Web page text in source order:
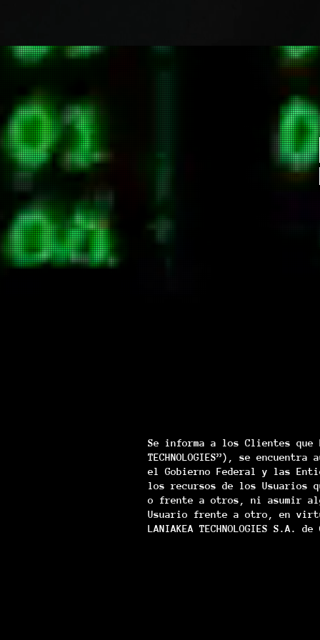
Se informa a los Clientes que
TECHNOLOGIES”), se
el Gobierno Federal y las
los recursos de los Usuarios
o frente a otros, ni asumir
Usuario frente a otro, en
LANIAKEA TECHNOLOGIES